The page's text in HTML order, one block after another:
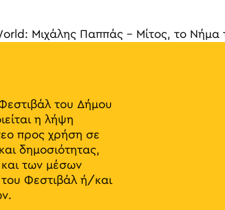
Μιχάλης Παππάς – Μίτος, το Νήμα
του Δήμου
η λήψη
προς χρήση σε
δημοσιότητας,
και των μέσων
του Φεστιβάλ ή/και